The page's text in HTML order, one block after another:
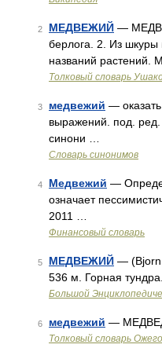
2 МЕДВЕЖИЙ —
берлога. 2. Из
названий растений.
Толковый словарь
3 медвежий —
выражений. под.
синони …
Словарь синонимов
4 Медвежий —
означает
2011 …
Финансовый словарь
5 МЕДВЕЖИЙ — (Bjorn
536 м. Горная
Большой
6 медвежий —
Толковый словарь